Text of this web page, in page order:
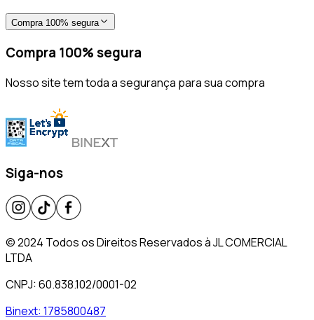
Compra 100% segura
Compra 100% segura
Nosso site tem toda a segurança para sua compra
Siga-nos
© 2024 Todos os Direitos Reservados à JL COMERCIAL
LTDA
CNPJ: 60.838.102/0001-02
Binext: 1785800487